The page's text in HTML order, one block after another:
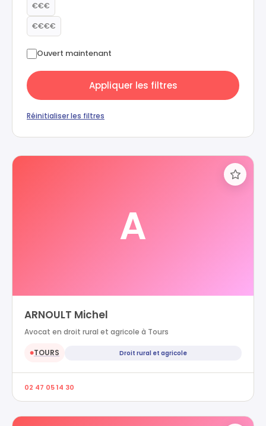
€€€
€€€€
Ouvert maintenant
Appliquer les filtres
Réinitialiser les filtres
A
ARNOULT Michel
Avocat en droit rural et agricole à Tours
●TOURS Droit rural et agricole
02 47 05 14 30